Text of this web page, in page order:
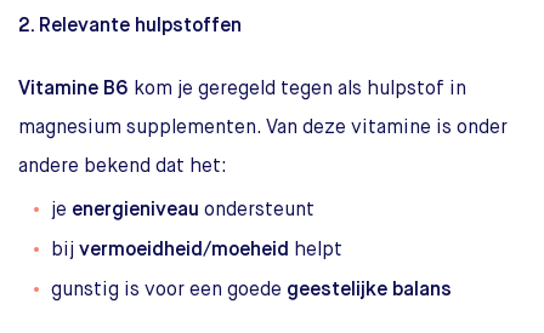
2. Relevante hulpstoffen
Vitamine B6 kom je geregeld tegen als hulpstof in
magnesium supplementen. Van deze vitamine is onder
andere bekend dat het:
je energieniveau ondersteunt
bij vermoeidheid/moeheid helpt
gunstig is voor een goede geestelijke balans